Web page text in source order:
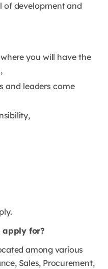
ofdevelopment and
you will have the
and leaders come
apply for?
among various
Sales, Procurement,